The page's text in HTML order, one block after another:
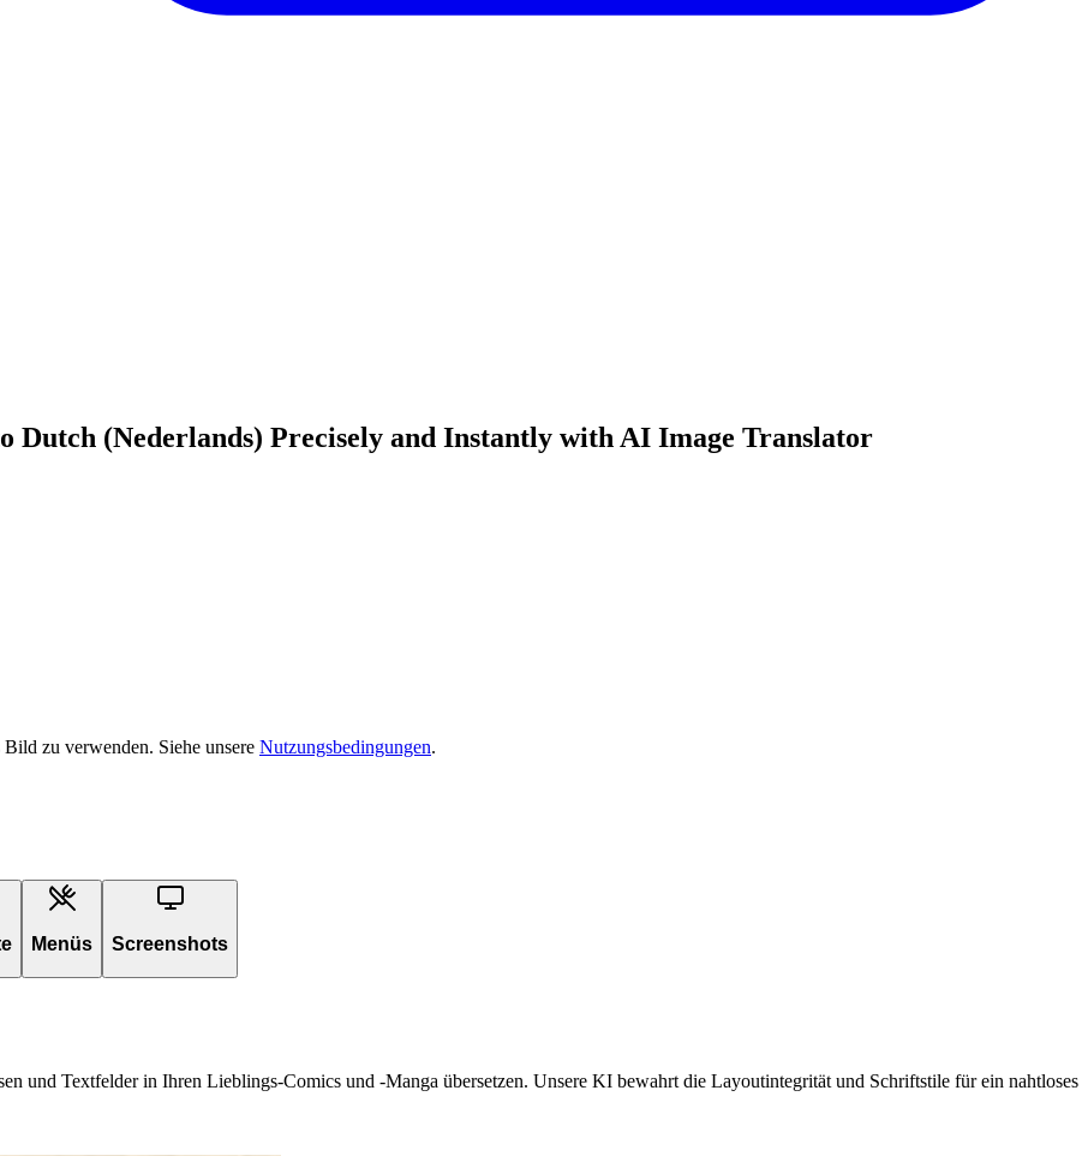
Dutch (Nederlands) Precisely and Instantly with AI Image Translator
zu verwenden. Siehe unsere Nutzungsbedingungen.
Menüs Screenshots
und Textfelder in Ihren Lieblings-Comics und -Manga übersetzen. Unsere KI bewahrt die Layoutintegrität und Schriftstile für ein nahtloses